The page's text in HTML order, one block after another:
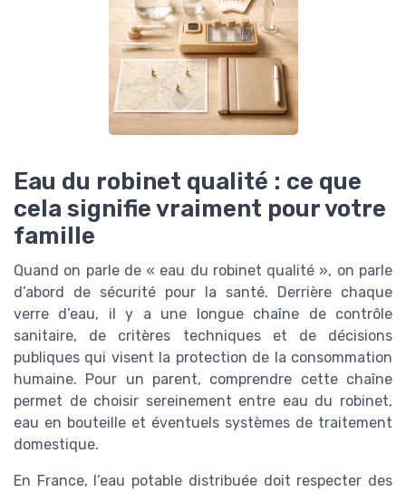
Eau du robinet qualité : ce que
cela signifie vraiment pour votre
famille
Quand on parle de « eau du robinet qualité », on parle
d’abord de sécurité pour la santé. Derrière chaque
verre d’eau, il y a une longue chaîne de contrôle
sanitaire, de critères techniques et de décisions
publiques qui visent la protection de la consommation
humaine. Pour un parent, comprendre cette chaîne
permet de choisir sereinement entre eau du robinet,
eau en bouteille et éventuels systèmes de traitement
domestique.
En France, l’eau potable distribuée doit respecter des